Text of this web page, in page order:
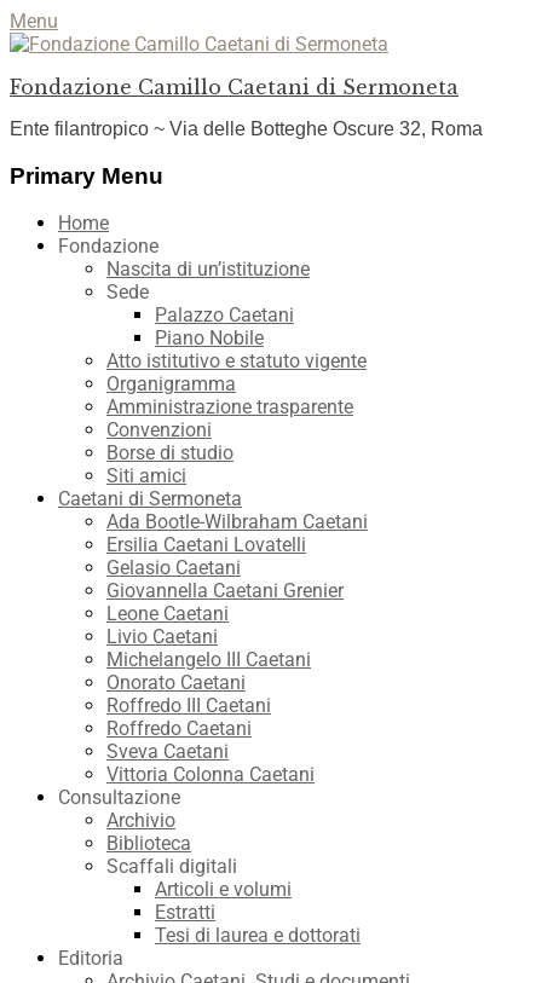
Menu
Fondazione Camillo Caetani di Sermoneta
Ente filantropico ~ Via delle Botteghe Oscure 32, Roma
Facebook
YouTube
Instagram
Primary Menu
Skip
Home
Fondazione
Nascita di un’istituzione
Sede
Palazzo Caetani
Piano Nobile
Atto istitutivo e statuto vigente
Organigramma
Amministrazione trasparente
Convenzioni
Borse di studio
Siti amici
Caetani di Sermoneta
Ada Bootle-Wilbraham Caetani
Ersilia Caetani Lovatelli
Gelasio Caetani
Giovannella Caetani Grenier
Leone Caetani
Livio Caetani
Michelangelo III Caetani
Onorato Caetani
Roffredo III Caetani
Roffredo Caetani
Sveva Caetani
Vittoria Colonna Caetani
Consultazione
Archivio
Biblioteca
Scaffali digitali
Articoli e volumi
Estratti
Tesi di laurea e dottorati
Editoria